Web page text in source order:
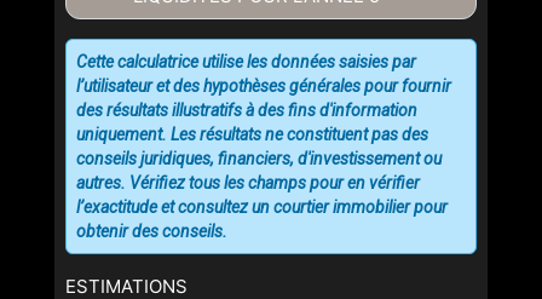
ESTIMATIONS
Cette calculatrice utilise les données saisies par
l’utilisateur et des hypothèses générales pour fournir
des résultats illustratifs à des fins d'information
uniquement. Les résultats ne constituent pas des
conseils juridiques, financiers, d'investissement ou
autres. Vérifiez tous les champs pour en vérifier
l’exactitude et consultez un courtier immobilier pour
obtenir des conseils.